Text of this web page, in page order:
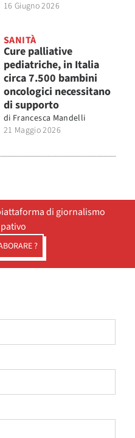
16 Giugno 2026
SANITÀ
Cure palliative
pediatriche, in Italia
circa 7.500 bambini
oncologici necessitano
di supporto
di Francesca Mandelli
21 Maggio 2026
di giornalismo
?